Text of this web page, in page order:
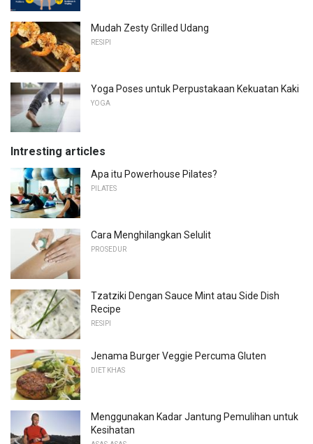
Mudah Zesty Grilled Udang
RESIPI
Yoga Poses untuk Perpustakaan Kekuatan Kaki
YOGA
Intresting articles
Apa itu Powerhouse Pilates?
PILATES
Cara Menghilangkan Selulit
PROSEDUR
Tzatziki Dengan Sauce Mint atau Side Dish
Recipe
RESIPI
Jenama Burger Veggie Percuma Gluten
DIET KHAS
Menggunakan Kadar Jantung Pemulihan untuk
Kesihatan